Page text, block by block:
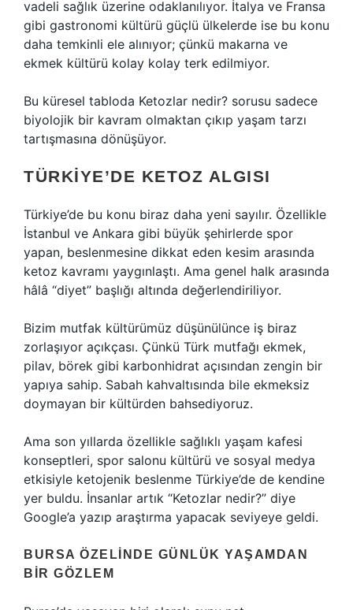
vadeli sağlık üzerine odaklanılıyor. İtalya ve Fransa
gibi gastronomi kültürü güçlü ülkelerde ise bu konu
daha temkinli ele alınıyor; çünkü makarna ve
ekmek kültürü kolay kolay terk edilmiyor.
Bu küresel tabloda Ketozlar nedir? sorusu sadece
biyolojik bir kavram olmaktan çıkıp yaşam tarzı
tartışmasına dönüşüyor.
TÜRKIYE’DE KETOZ ALGISI
Türkiye’de bu konu biraz daha yeni sayılır. Özellikle
İstanbul ve Ankara gibi büyük şehirlerde spor
yapan, beslenmesine dikkat eden kesim arasında
ketoz kavramı yaygınlaştı. Ama genel halk arasında
hâlâ “diyet” başlığı altında değerlendiriliyor.
Bizim mutfak kültürümüz düşünülünce iş biraz
zorlaşıyor açıkçası. Çünkü Türk mutfağı ekmek,
pilav, börek gibi karbonhidrat açısından zengin bir
yapıya sahip. Sabah kahvaltısında bile ekmeksiz
doymayan bir kültürden bahsediyoruz.
Ama son yıllarda özellikle sağlıklı yaşam kafesi
konseptleri, spor salonu kültürü ve sosyal medya
etkisiyle ketojenik beslenme Türkiye’de de kendine
yer buldu. İnsanlar artık “Ketozlar nedir?” diye
Google’a yazıp araştırma yapacak seviyeye geldi.
BURSA ÖZELINDE GÜNLÜK YAŞAMDAN
BIR GÖZLEM